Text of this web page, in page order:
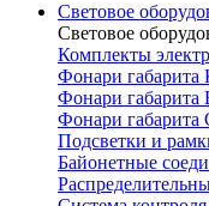
Световое
Световое
Комплекты
Фонари
Фонари
Фонари
Подсветки и
Байонетные